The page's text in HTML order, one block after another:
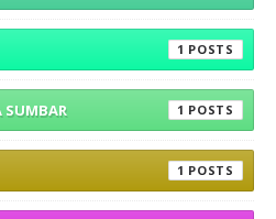
1
SUMBAR 1
1